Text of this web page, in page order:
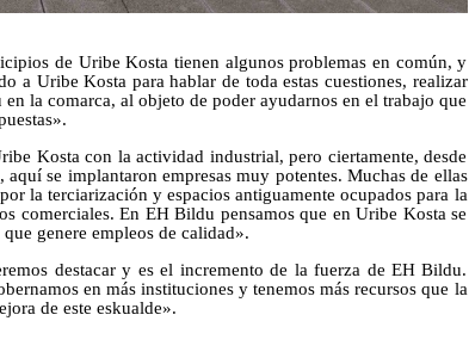
de Uribe Kosta tienen algunos problemas en común, y
a Uribe Kosta para hablar de toda estas cuestiones, realizar
la comarca, al objeto de poder ayudarnos en el trabajo que
Kosta con la actividad industrial, pero ciertamente, desde
se implantaron empresas muy potentes. Muchas de ellas
la terciarización y espacios antiguamente ocupados para la
comerciales. En EH Bildu pensamos que en Uribe Kosta se
genere empleos de calidad».
destacar y es el incremento de la fuerza de EH Bildu.
en más instituciones y tenemos más recursos que la
de este eskualde».